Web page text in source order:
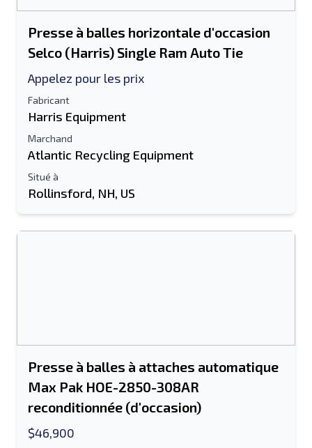
Presse à balles horizontale d'occasion
Selco (Harris) Single Ram Auto Tie
Appelez pour les prix
Fabricant
Harris Equipment
Marchand
Atlantic Recycling Equipment
Situé à
Rollinsford, NH, US
Presse à balles à attaches automatique
Max Pak HOE-2850-308AR
reconditionnée (d'occasion)
$46,900